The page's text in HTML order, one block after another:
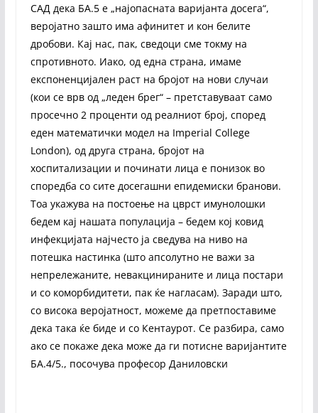
САД дека БА.5 е „најопасната варијанта досега“,
веројатно зашто има афинитет и кон белите
дробови. Кај нас, пак, сведоци сме токму на
спротивното. Иако, од една страна, имаме
експоненцијален раст на бројот на нови случаи
(кои се врв од „леден брег“ – претставуваат само
просечно 2 проценти од реалниот број, според
еден математички модел на Imperial College
London), од друга страна, бројот на
хоспитализации и починати лица е понизок во
споредба со сите досегашни епидемиски бранови.
Тоа укажува на постоење на цврст имунолошки
бедем кај нашата популација – бедем кој ковид
инфекцијата најчесто ја сведува на ниво на
потешка настинка (што апсолутно не важи за
непрележаните, невакцинираните и лица постари
и со коморбидитети, пак ќе нагласам). Заради што,
со висока веројатност, можеме да претпоставиме
дека така ќе биде и со Кентаурот. Се разбира, само
ако се покаже дека може да ги потисне варијантите
БА.4/5., посочува професор Даниловски